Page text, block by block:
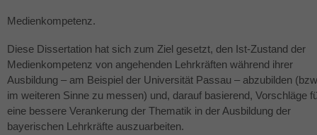
Medienkompetenz.
Diese Dissertation hat sich zum Ziel gesetzt, den Ist-Zustand der
Medienkompetenz von angehenden Lehrkräften während ihrer
Ausbildung – am Beispiel der Universität Passau – abzubilden
im weiteren Sinne zu messen) und, darauf basierend, Vorschläge
eine bessere Verankerung der Thematik in der Ausbildung der
bayerischen Lehrkräfte auszuarbeiten.